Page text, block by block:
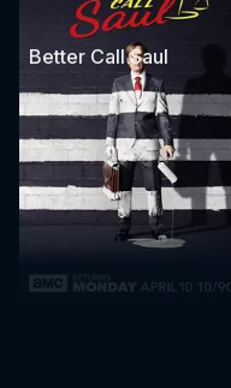
Better Call Saul